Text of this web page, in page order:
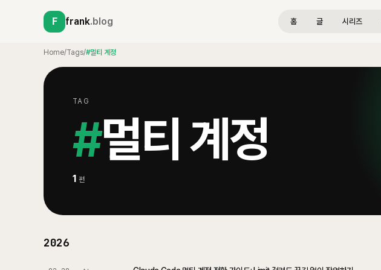
F frank.blog 홈 글 시리즈
Home/Tags/#멀티 계정
TAG
#멀티 계정
1 편
2026